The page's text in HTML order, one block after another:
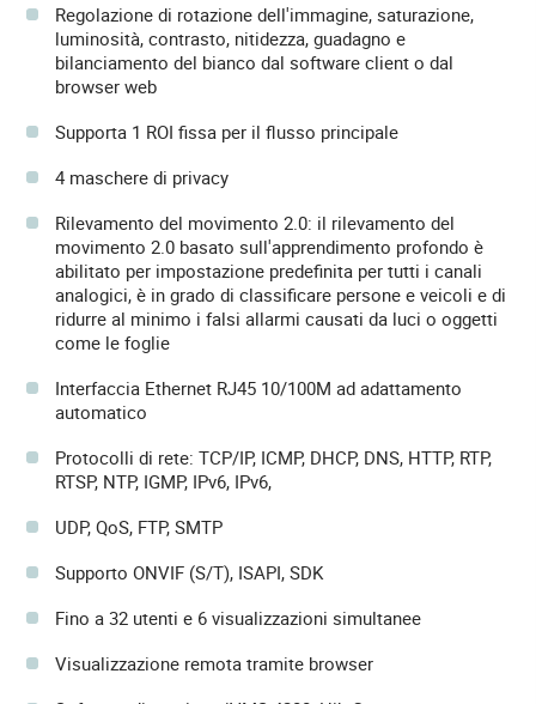
Regolazione di rotazione dell'immagine, saturazione,
luminosità, contrasto, nitidezza, guadagno e
bilanciamento del bianco dal software client o dal
browser web
Supporta 1 ROI fissa per il flusso principale
4 maschere di privacy
Rilevamento del movimento 2.0: il rilevamento del
movimento 2.0 basato sull'apprendimento profondo è
abilitato per impostazione predefinita per tutti i canali
analogici, è in grado di classificare persone e veicoli e di
ridurre al minimo i falsi allarmi causati da luci o oggetti
come le foglie
Interfaccia Ethernet RJ45 10/100M ad adattamento
automatico
Protocolli di rete: TCP/IP, ICMP, DHCP, DNS, HTTP, RTP,
RTSP, NTP, IGMP, IPv6, IPv6,
UDP, QoS, FTP, SMTP
Supporto ONVIF (S/T), ISAPI, SDK
Fino a 32 utenti e 6 visualizzazioni simultanee
Visualizzazione remota tramite browser